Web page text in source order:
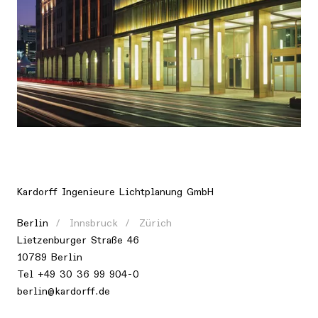
Ort
Europa, Deutschland, Berlin
Kardorff Ingenieure Lichtplanung GmbH
Berlin Innsbruck
Zürich
Lietzenburger Straße 46
10789 Berlin
Tel +49 30 36 99 904-0
berlin@kardorff.de